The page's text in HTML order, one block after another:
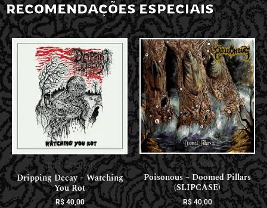
RECOMENDAÇÕES ESPECIAIS
CDS NACIONAIS
Dripping Decay – Watching
You Rot
R$40,00
CDS NACIONAIS
Poisonous – Doomed Pillars
(SLIPCASE)
R$40,00